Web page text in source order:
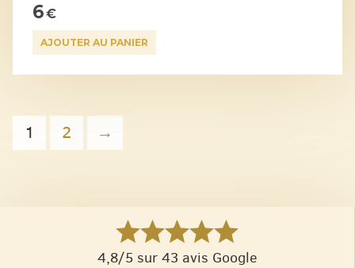
6€
AJOUTER AU PANIER
1 2 →
4,8/5 sur 43 avis Google